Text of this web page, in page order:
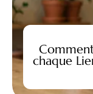
chaque